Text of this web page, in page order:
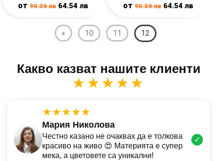
от90.36лв 64.54лв от 90.36лв 64.54 лв
« 10 11 12
Какво казват нашите клиенти
★★★★★
★★★★★
Мария Николова
Честно казано не очаквах да е толкова
красиво на живо 😍 Материята е супер
мека, а цветовете са уникални!
✓